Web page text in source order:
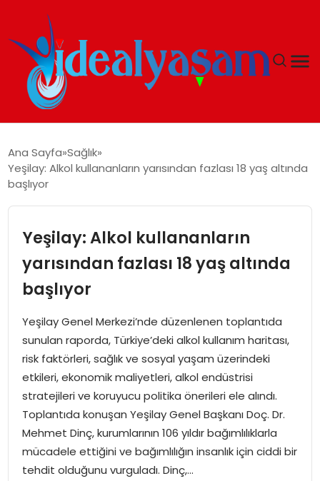
GÜNDEM
İDEAL YAŞAM
İDEAL SPOR
YAŞAM
MAGAZIN
SAĞLIK
SOSYAL HABER
Ana Sayfa Sağlık
Yeşilay: Alkol kullananların yarısından fazlası 18 yaş altında
başlıyor
Yeşilay: Alkol kullananların
yarısından fazlası 18 yaş altında
başlıyor
Yeşilay Genel Merkezi’nde düzenlenen toplantıda
sunulan raporda, Türkiye’deki alkol kullanım haritası,
risk faktörleri, sağlık ve sosyal yaşam üzerindeki
etkileri, ekonomik maliyetleri, alkol endüstrisi
stratejileri ve koruyucu politika önerileri ele alındı.
Toplantıda konuşan Yeşilay Genel Başkanı Doç. Dr.
Mehmet Dinç, kurumlarının 106 yıldır bağımlılıklarla
mücadele ettiğini ve bağımlılığın insanlık için ciddi bir
tehdit olduğunu vurguladı. Dinç,…